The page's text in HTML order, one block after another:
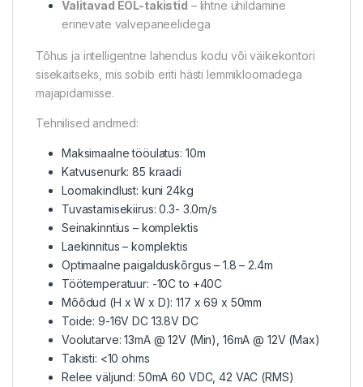
Valitavad EOL-takistid – lihtne ühildamine
erinevate valvepaneelidega
Tõhus ja intelligentne lahendus kodu või väikekontori
sisekaitseks, mis sobib eriti hästi lemmikloomadega
majapidamisse.
Tehnilised andmed:
Maksimaalne tööulatus: 10m
Katvusenurk: 85 kraadi
Loomakindlust: kuni 24kg
Tuvastamisekiirus: 0.3- 3.0m/s
Seinakinntius – komplektis
Laekinnitus – komplektis
Optimaalne paigalduskõrgus – 1.8 – 2.4m
Töötemperatuur: -10C to +40C
Mõõdud (H x W x D): 117 x 69 x 50mm
Toide: 9-16V DC 13.8V DC
Voolutarve: 13mA @ 12V (Min), 16mA @ 12V (Max)
Takisti: <10 ohms
Relee väljund: 50mA 60 VDC, 42 VAC (RMS)